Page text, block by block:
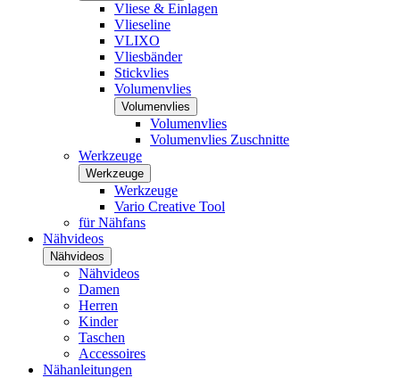
Vliese & Einlagen
Vlieseline
VLIXO
Vliesbänder
Stickvlies
Volumenvlies
Volumenvlies
Volumenvlies
Volumenvlies Zuschnitte
Werkzeuge
Werkzeuge
Werkzeuge
Vario Creative Tool
für Nähfans
Nähvideos
Nähvideos
Nähvideos
Damen
Herren
Kinder
Taschen
Accessoires
Nähanleitungen